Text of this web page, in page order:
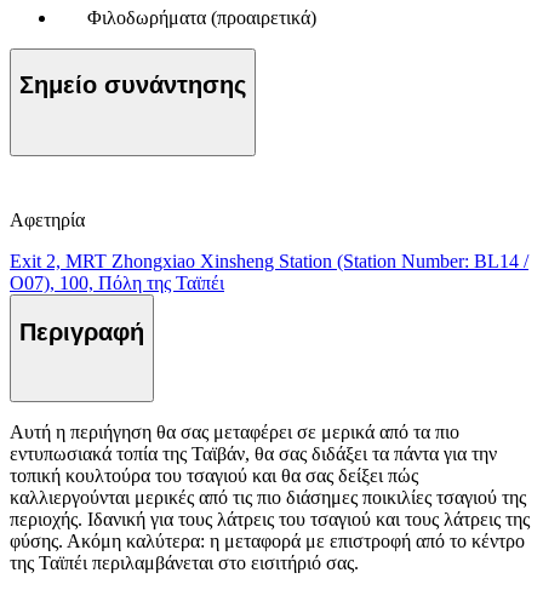
Φιλοδωρήματα (προαιρετικά)
Σημείο συνάντησης
Αφετηρία
Exit 2, MRT Zhongxiao Xinsheng Station (Station Number: BL14 /
O07), 100, Πόλη της Ταϊπέι
Περιγραφή
Αυτή η περιήγηση θα σας μεταφέρει σε μερικά από τα πιο
εντυπωσιακά τοπία της Ταϊβάν, θα σας διδάξει τα πάντα για την
τοπική κουλτούρα του τσαγιού και θα σας δείξει πώς
καλλιεργούνται μερικές από τις πιο διάσημες ποικιλίες τσαγιού της
περιοχής. Ιδανική για τους λάτρεις του τσαγιού και τους λάτρεις της
φύσης. Ακόμη καλύτερα: η μεταφορά με επιστροφή από το κέντρο
της Ταϊπέι περιλαμβάνεται στο εισιτήριό σας.